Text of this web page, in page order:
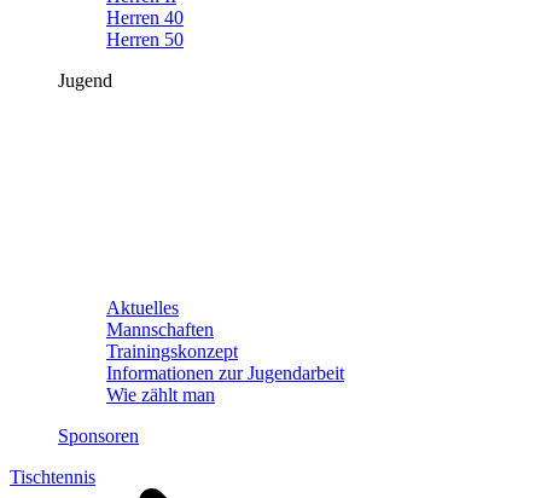
Herren 40
Herren 50
Jugend
Aktuelles
Mannschaften
Trainingskonzept
Informationen zur Jugendarbeit
Wie zählt man
Sponsoren
Tischtennis